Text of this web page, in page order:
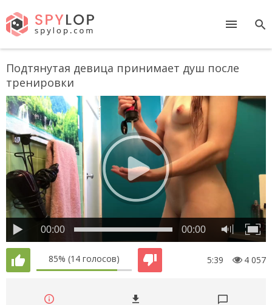
Подтянутая девица принимает душ после
тренировки
00:00 00:00
85% (14 голосов) 5:39 4 057